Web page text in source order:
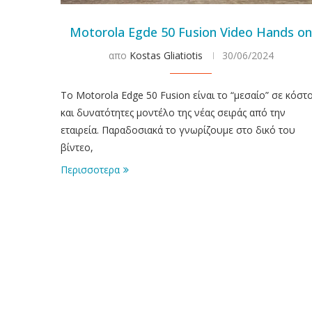
Motorola Egde 50 Fusion Video Hands on
απο Kostas Gliatiotis 30/06/2024
To Motorola Edge 50 Fusion είναι το “μεσαίο” σε
και δυνατότητες μοντέλο της νέας σειράς από την
εταιρεία. Παραδοσιακά το γνωρίζουμε στο δικό του
βίντεο,
Περισσοτερα